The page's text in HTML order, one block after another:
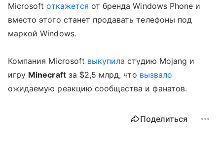
Microsoftоткажется от бренда Windows Phone и
вместо этого станет продавать телефоны под
маркой Windows.
Компания Microsoft выкупила студию Mojang и
игру Minecraftза $2,5 млрд, что вызвало
ожидаемую реакцию сообщества и фанатов.
Поделиться